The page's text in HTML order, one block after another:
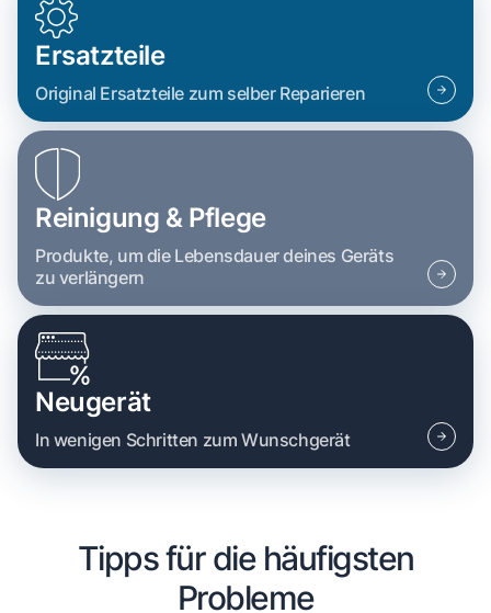
Ersatzteile
Original Ersatzteile zum selber Reparieren
Reinigung & Pflege
Produkte, um die Lebensdauer deines Geräts
zu verlängern
Neugerät
In wenigen Schritten zum Wunschgerät
Tipps für die häufigsten
Probleme